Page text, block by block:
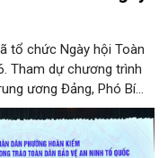
tổ chức Ngày hội Toàn
Tham dự chương trình
ương Đảng, Phó Bí
Đại tá Nguyễn Tiến Đạt,
đốc Công an thành
diện lãnh đạo các Sở,